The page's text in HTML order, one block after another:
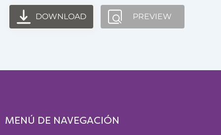
DOWNLOAD PREVIEW
MENÚ DE NAVEGACIÓN